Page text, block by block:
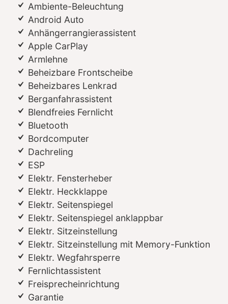
Ambiente-Beleuchtung
Android Auto
Anhängerrangierassistent
Apple CarPlay
Armlehne
Beheizbare Frontscheibe
Beheizbares Lenkrad
Berganfahrassistent
Blendfreies Fernlicht
Bluetooth
Bordcomputer
Dachreling
ESP
Elektr. Fensterheber
Elektr. Heckklappe
Elektr. Seitenspiegel
Elektr. Seitenspiegel anklappbar
Elektr. Sitzeinstellung
Elektr. Sitzeinstellung mit Memory-Funktion
Elektr. Wegfahrsperre
Fernlichtassistent
Freisprecheinrichtung
Garantie